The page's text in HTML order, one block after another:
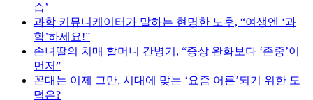
습’
과학 커뮤니케이터가 말하는 현명한 노후, “여생엔 ‘과
학’하세요!”
손녀딸의 치매 할머니 간병기, “증상 완화보다 ‘존중’이
먼저”
꼰대는 이제 그만, 시대에 맞는 ‘요즘 어른’되기 위한 도
덕은?